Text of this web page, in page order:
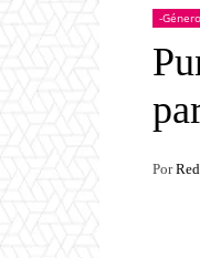
-
Por